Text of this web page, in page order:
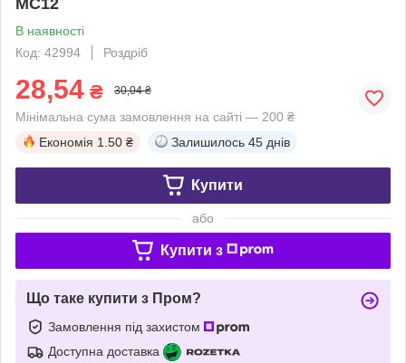
В наявності
Код: 42994
Роздріб
28,54 ₴ 30,04 ₴
Мінімальна сума замовлення на сайті — 200 ₴
Економія 1.50 ₴ Залишилось 45 днів
Купити
або
Купити з
Що таке купити з Пром?
Замовлення під захистом
Доступна доставка